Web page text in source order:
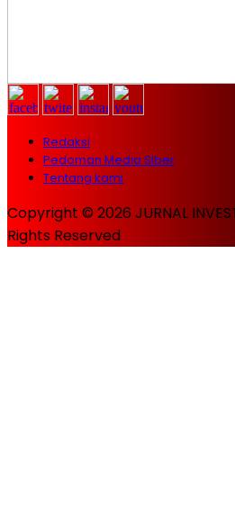
Redaksi
Pedoman Media Siber
Tentang kami
Copyright © 2026 JURNAL
Rights Reserved